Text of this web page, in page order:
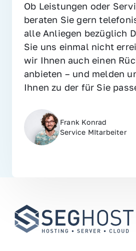
Ob Leistungen oder
beraten Sie gern
alle Anliegen bezüglich
Sie uns einmal nicht
wir Ihnen auch einen
anbieten – und melden
Ihnen zu der für Sie
Frank Konrad
Service MItarbeiter